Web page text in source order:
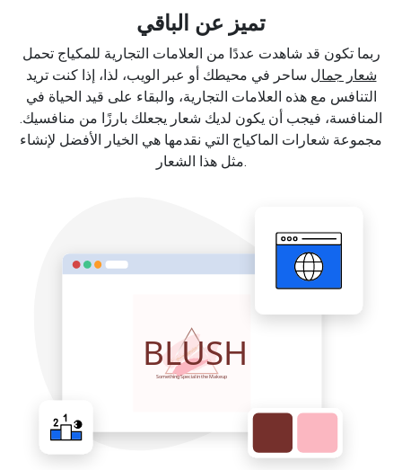
تميز عن الباقي
ربما تكون قد شاهدت عددًا من العلامات التجارية للمكياج تحمل
شعار جمال ساحر في محيطك أو عبر الويب، لذا، إذا كنت تريد
التنافس مع هذه العلامات التجارية، والبقاء على قيد الحياة في
المنافسة، فيجب أن يكون لديك شعار يجعلك بارزًا من منافسيك.
مجموعة شعارات الماكياج التي نقدمها هي الخيار الأفضل لإنشاء
مثل هذا الشعار.